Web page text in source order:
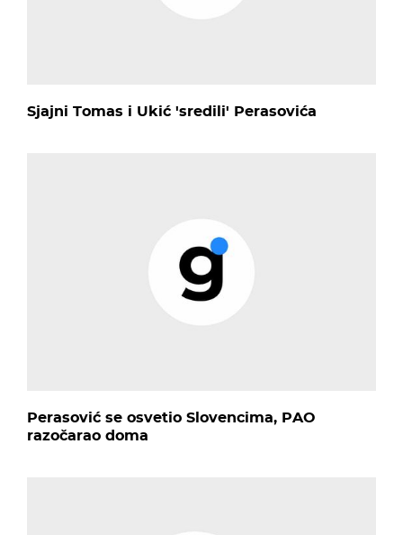
Sjajni Tomas i Ukić 'sredili' Perasovića
Perasović se osvetio Slovencima, PAO
razočarao doma